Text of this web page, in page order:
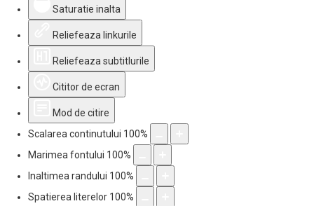
Saturatie inalta
Reliefeaza linkurile
Reliefeaza subtitlurile
Cititor de ecran
Mod de citire
Scalarea continutului 100%
Marimea fontului 100%
Inaltimea randului 100%
Spatierea literelor 100%